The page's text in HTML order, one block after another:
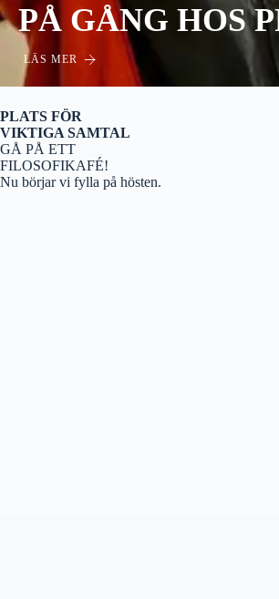
PÅ GÅNG HOS
LÄS MER
PLATS FÖR
VIKTIGA SAMTAL
GÅ PÅ ETT
FILOSOFIKAFÉ!
Nu börjar vi fylla på hösten.